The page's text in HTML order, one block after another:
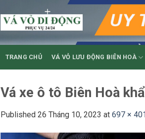
TRANG CHỦ VÁ VỎ LƯU ĐỘNG BIÊN HOÀ
Vá xe ô tô Biên Hoà
Published 26 Tháng 10, 2023 at 697 ×